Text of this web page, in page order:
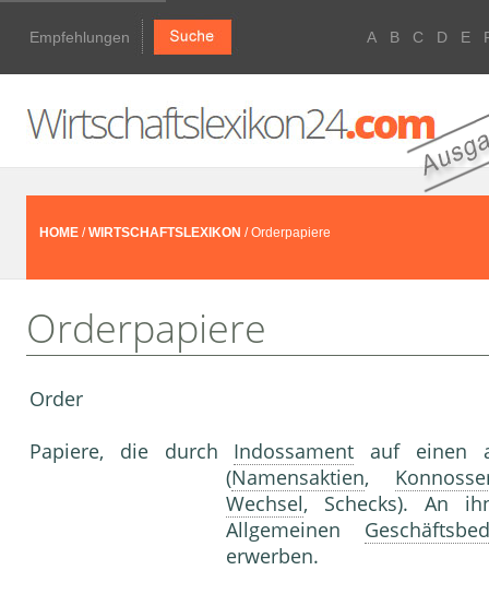
Empfehlungen A B C D E
HOME /WIRTSCHAFTSLEXIKON / Orderpapiere
Orderpapiere
Order
Papiere, die durch Indossament auf einen
(Namensaktien,
Wechsel, Schecks). An
Allgemeinen
erwerben.